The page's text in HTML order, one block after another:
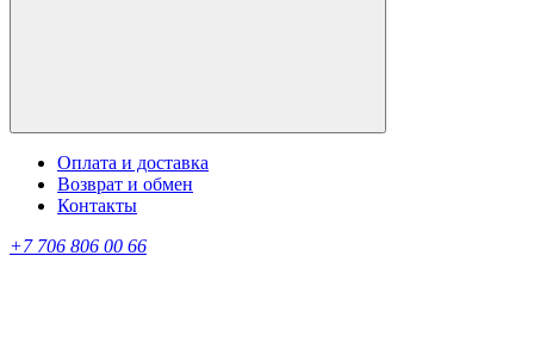
Оплата и доставка
Возврат и обмен
Контакты
+7 706 806 00 66